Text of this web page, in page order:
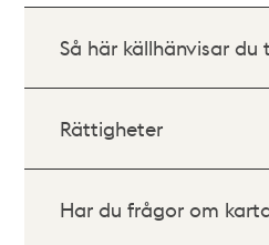
Så här källhänvisar du
Rättigheter
Har du frågor om